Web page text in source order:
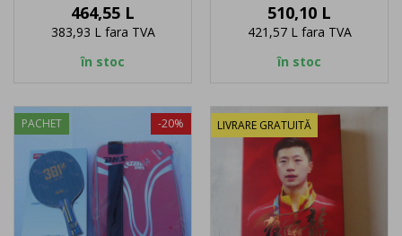
Pret
464,55 L
383,93 L fara TVA
în stoc
Pret
510,10 L
421,57 L fara TVA
în stoc
PACHET -20% LIVRARE GRATUITĂ